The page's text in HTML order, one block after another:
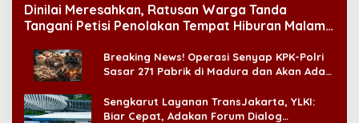
Dinilai Meresahkan, Ratusan Warga Tanda
Tangani Petisi Penolakan Tempat Hiburan Malam
Breaking News! Operasi Senyap KPK-Polri
Sasar 271 Pabrik di Madura dan Akan Ada
Sengkarut Layanan TransJakarta, YLKI:
Biar Cepat, Adakan Forum Dialog